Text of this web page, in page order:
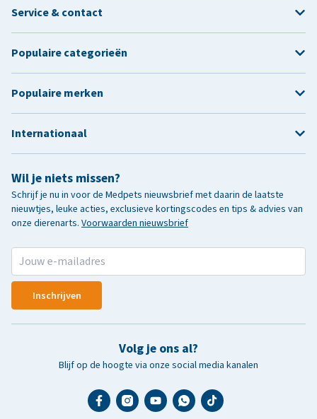
Wil je niets missen?
Schrijf je nu in voor de Medpets nieuwsbrief met daarin de laatste
nieuwtjes, leuke acties, exclusieve kortingscodes en tips & advies van
onze dierenarts. Voorwaarden nieuwsbrief
Inschrijven
Volg je ons al?
Blijf op de hoogte via onze social media kanalen
Service & contact
Populaire categorieën
Populaire merken
Internationaal